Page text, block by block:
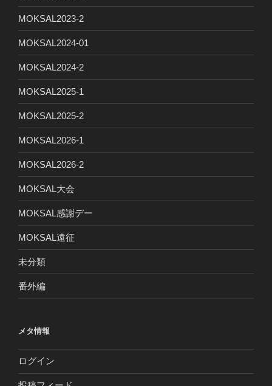
MOKSAL2023-2
MOKSAL2024-01
MOKSAL2024-2
MOKSAL2025-1
MOKSAL2025-2
MOKSAL2026-1
MOKSAL2026-2
MOKSAL大会
MOKSAL感謝デー
MOKSAL遠征
未分類
番外編
メタ情報
ログイン